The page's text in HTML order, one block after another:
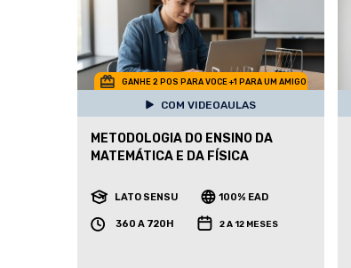
GANHE 2 POS PARA VOCE +1 PARA UM AMIGO
COM VIDEOAULAS
METODOLOGIA DO ENSINO DA
MATEMÁTICA E DA FÍSICA
LATO SENSU 100% EAD
360 A 720H 2 A 12 MESES